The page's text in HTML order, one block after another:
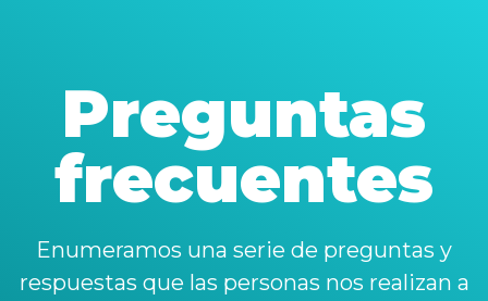
Preguntas
frecuentes
Enumeramos una serie de preguntas y
respuestas que las personas nos realizan a